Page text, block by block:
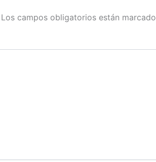
Los campos obligatorios están